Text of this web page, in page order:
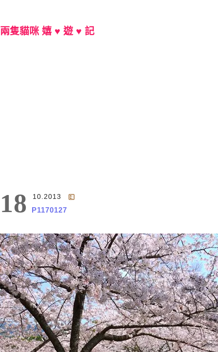
兩隻貓咪 嬉 ♥ 遊 ♥ 記
18 10.2013
P1170127